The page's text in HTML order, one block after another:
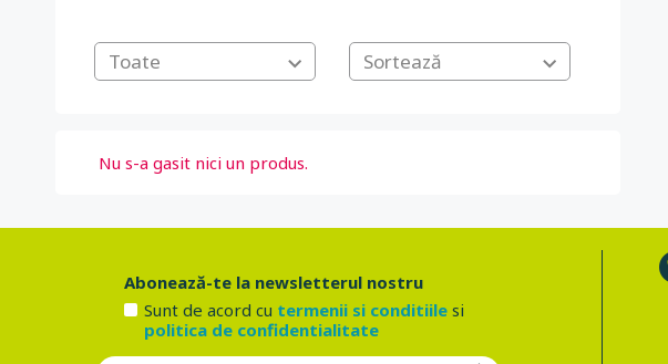
Toate Sortează
Nu s-a gasit nici un produs.
Abonează-te la newsletterul nostru
Sunt de acord cu termenii si conditiilesi
politica de confidentialitate